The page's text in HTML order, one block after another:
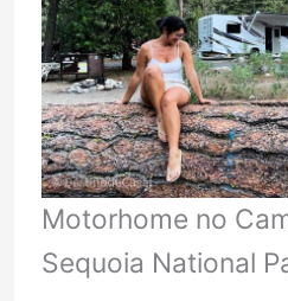
Motorhome no
Sequoia National